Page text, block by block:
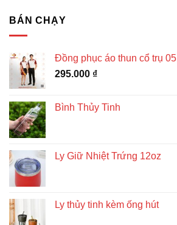
BÁN CHẠY
Đồng phục áo thun cổ trụ 05
295.000 ₫
Bình Thủy Tinh
Ly Giữ Nhiệt Trứng 12oz
Ly thủy tinh kèm ống hút